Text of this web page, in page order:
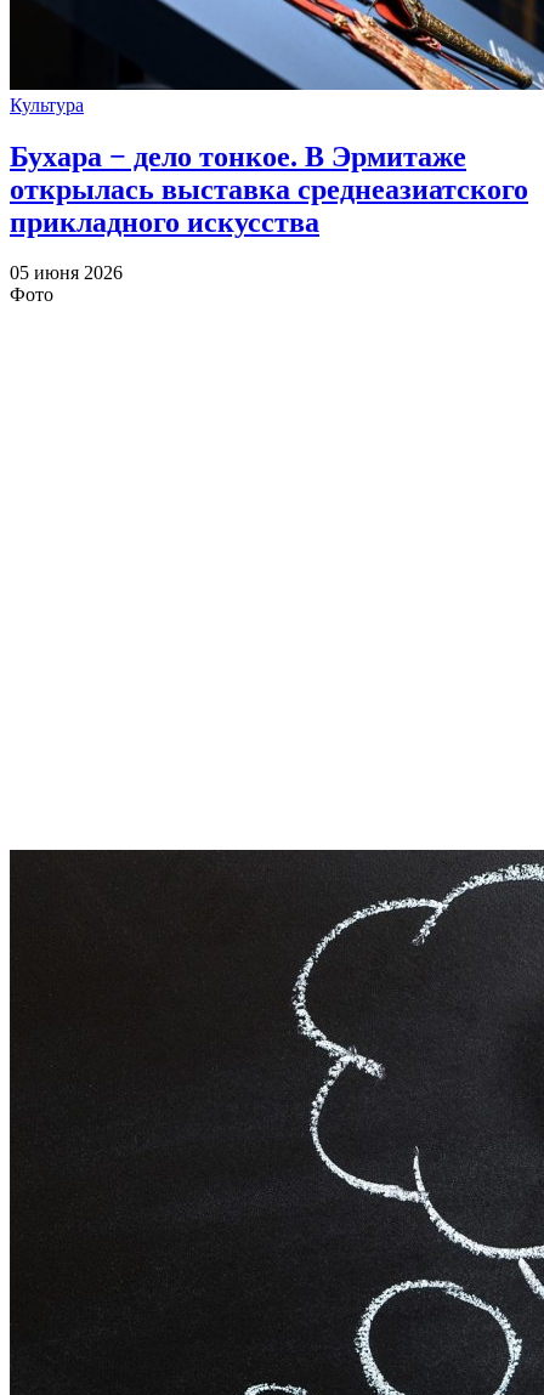
Культура
Бухара − дело тонкое. В Эрмитаже
открылась выставка среднеазиатского
прикладного искусства
05 июня 2026
Фото